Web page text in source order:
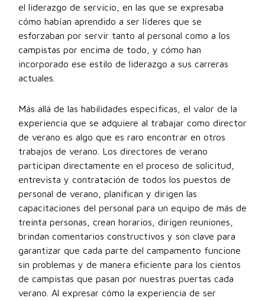
el liderazgo de servicio, en las que se expresaba
cómo habían aprendido a ser líderes que se
esforzaban por servir tanto al personal como a los
campistas por encima de todo, y cómo han
incorporado ese estilo de liderazgo a sus carreras
actuales.
Más allá de las habilidades específicas, el valor de la
experiencia que se adquiere al trabajar como director
de verano es algo que es raro encontrar en otros
trabajos de verano. Los directores de verano
participan directamente en el proceso de solicitud,
entrevista y contratación de todos los puestos de
personal de verano, planifican y dirigen las
capacitaciones del personal para un equipo de más de
treinta personas, crean horarios, dirigen reuniones,
brindan comentarios constructivos y son clave para
garantizar que cada parte del campamento funcione
sin problemas y de manera eficiente para los cientos
de campistas que pasan por nuestras puertas cada
verano. Al expresar cómo la experiencia de ser